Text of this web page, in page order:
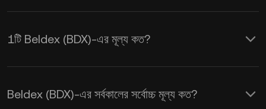
1টি Beldex (BDX)-এর মূল্য কত?
KuCoin, Beldex (BDX)-এর জন্য রিয়েল-টাইম
USD মূল্য আপডেট প্রদান করে। Beldex-এর মূল্য
Beldex (BDX)-এর সর্বকালের সর্বোচ্চ মূল্য কত?